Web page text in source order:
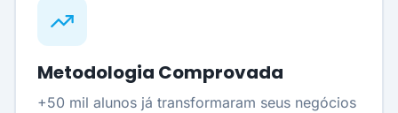
Metodologia Comprovada
+50 mil alunos já transformaram seus negócios